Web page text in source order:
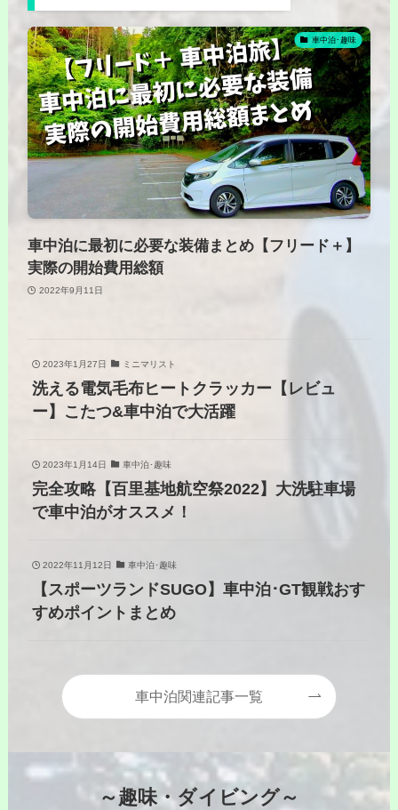
車中泊･趣味
車中泊に最初に必要な装備まとめ【フリード＋】
実際の開始費用総額
2022年9月11日
2023年1月27日 ミニマリスト
洗える電気毛布ヒートクラッカー【レビュ
ー】こたつ&車中泊で大活躍
2023年1月14日 車中泊･趣味
完全攻略【百里基地航空祭2022】大洗駐車場
で車中泊がオススメ！
2022年11月12日 車中泊･趣味
【スポーツランドSUGO】車中泊･GT観戦おす
すめポイントまとめ
車中泊関連記事一覧
～趣味・ダイビング～